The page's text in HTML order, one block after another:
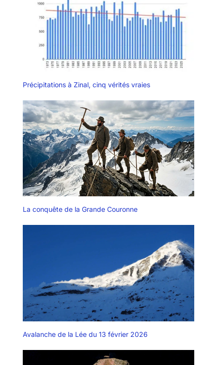
Précipitations à Zinal, cinq vérités vraies
La conquête de la Grande Couronne
Avalanche de la Lée du 13 février 2026